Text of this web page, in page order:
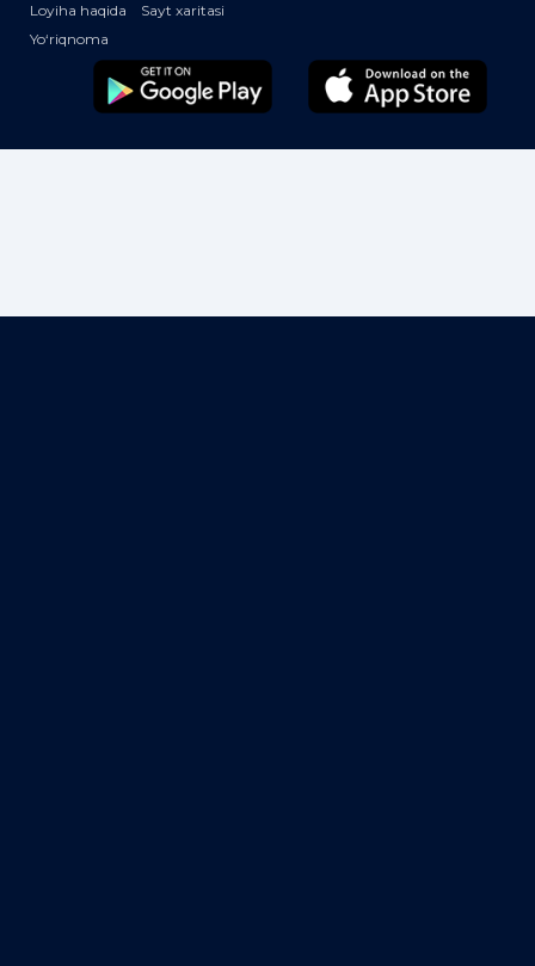
Loyiha haqida
Sayt xaritasi
Yo‘riqnoma